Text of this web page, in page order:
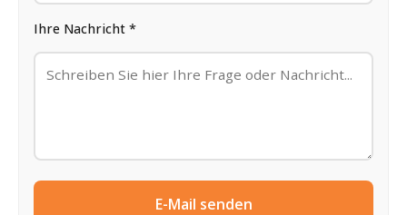
Ihre Nachricht *
E-Mail senden